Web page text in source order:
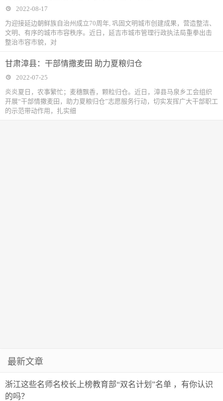
2022-08-17
为迎接延边朝鲜族自治州成立70周年, 巩固文明城市创建成果，营造整洁、
文明、有序的城市市容秩序。近日，延吉市城市管理行政执法局重拳出击
整治市容市貌，对
甘肃漳县：干部情撒麦田 助力夏粮归仓
2022-07-25
炎炎夏日，农事繁忙；麦穗飘香，颗粒归仓。近日，漳县马泉乡工会组织
开展“干部情撒麦田，助力夏粮归仓”志愿服务行动，切实发挥广大干部职工
的示范带动作用，扎实细
最新文章
浙江这些名师名校长上榜教育部“双名计划”名单 ，有你认识
的吗？